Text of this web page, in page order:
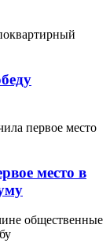
место в